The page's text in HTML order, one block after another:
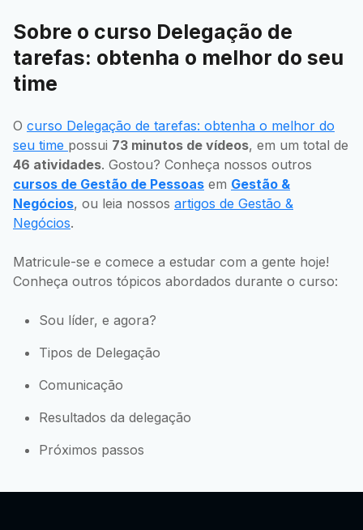
Sobre o curso Delegação de
tarefas: obtenha o melhor do seu
time
O curso Delegação de tarefas: obtenha o melhor do
seu time possui 73 minutos de vídeos, em um total de
46 atividades. Gostou? Conheça nossos outros
cursos de Gestão de Pessoas em Gestão &
Negócios, ou leia nossos artigos de Gestão &
Negócios.
Matricule-se e comece a estudar com a gente hoje!
Conheça outros tópicos abordados durante o curso:
Sou líder, e agora?
Tipos de Delegação
Comunicação
Resultados da delegação
Próximos passos